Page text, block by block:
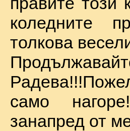
коледните
толкова
само
занапред от